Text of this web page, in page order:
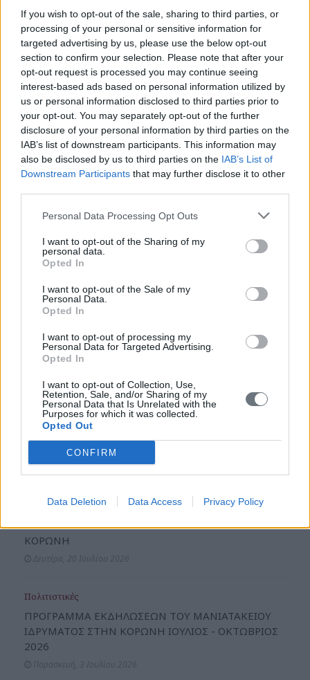
If you wish to opt-out of the sale, sharing to third parties, or
processing of your personal or sensitive information for
targeted advertising by us, please use the below opt-out
section to confirm your selection. Please note that after your
opt-out request is processed you may continue seeing
interest-based ads based on personal information utilized by
us or personal information disclosed to third parties prior to
your opt-out. You may separately opt-out of the further
disclosure of your personal information by third parties on the
IAB’s list of downstream participants. This information may
also be disclosed by us to third parties on the IAB’s List of
Downstream Participants that may further disclose it to other
Personal Data Processing Opt Outs
I want to opt-out of the Sharing of my
personal data.
Opted In
I want to opt-out of the Sale of my
Personal Data.
Opted In
I want to opt-out of processing my
Personal Data for Targeted Advertising.
Opted In
I want to opt-out of Collection, Use,
Retention, Sale, and/or Sharing of my
Personal Data that Is Unrelated with the
Purposes for which it was collected.
Opted Out
CONFIRM
Data Deletion Data Access Privacy Policy
ευχαριστεί δημόσια όλους τους
εμπλεκόμενους φορείς, οι
οποίοι ενέσκηψαν στην άμεση επίλυση του προβλήματος της
διάβρωσης του Κάστρου της Κορώνης. Ιδιαιτέρως, θα ήθελε
να ευχαριστήσει τον Πρωθυπουργό Αντώνη Σαμαρά για την
ευαισθητοποίηση και την άμεση κινητοποίηση προς την
αποκατάσταση του προβλήματος, την Γ.Γ. του Υπουργείου
Λίνα Μενδώνη, τον πρώην Αναπληρωτή Υπουργό
Κωνσταντίνο Τζαβάρα και τον νυν Υπουργό Πολιτισμού Πάνο
Παναγιωτόπουλο, όλες τις αρμόδιες υπηρεσίες του
υπουργείου και τους προϊσταμένους των Εφορειών, καθώς
και τον Πρόεδρο του Μανιατακείου Ιδρύματος Δημήτρη
Μανιατάκη, για την οικονομική συμβολή του ιδρύματος στις
εργασίες για την προστασία και διάσωση του Κάστρου της
Κορώνης».
Σεπτεμβρίου 2013, σελ. 11.
Νέα & Ανακοινώσεις
Κοινωνικές
Αναπτυξιακές
200 Χρόνια από την Εθνική Παλιγγενεσία: «Ιστορική
Μνήμη και Προοπτικές για το Μέλλον» 1821-2021
Νέα & Ανακοινώσεις
ΔΑΝΕΙΣΤΙΚΗ ΒΙΒΛΙΟΘΗΚΗ ΜΑΝΙΑΤΑΚΕΙΟΥ
ΙΔΡΥΜΑΤΟΣ ΣΤΗΝ ΚΟΡΩΝΗ ΕΚΔΟΣΕΙΣ ΓΙΑ ΤΗΝ
ΚΟΡΩΝΗ
Πολιτιστικές
ΠΡΟΓΡΑΜΜΑ ΕΚΔΗΛΩΣΕΩΝ ΤΟΥ ΜΑΝΙΑΤΑΚΕΙΟΥ
ΙΔΡΥΜΑΤΟΣ ΣΤΗΝ ΚΟΡΩΝΗ ΙΟΥΛΙΟΣ - ΟΚΤΩΒΡΙΟΣ
2026